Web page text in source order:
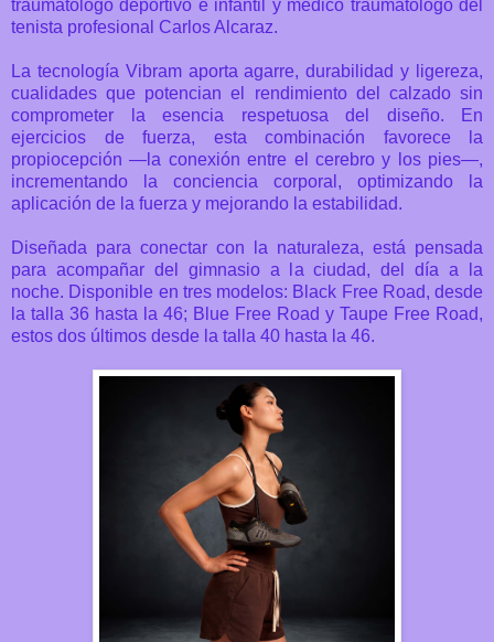
traumatólogo deportivo e infantil y médico traumatólogo del
tenista profesional Carlos Alcaraz.
La tecnología Vibram aporta agarre, durabilidad y ligereza,
cualidades que potencian el rendimiento del calzado sin
comprometer la esencia respetuosa del diseño. En
ejercicios de fuerza, esta combinación favorece la
propiocepción —la conexión entre el cerebro y los pies—,
incrementando la conciencia corporal, optimizando la
aplicación de la fuerza y mejorando la estabilidad.
Diseñada para conectar con la naturaleza, está pensada
para acompañar del gimnasio a la ciudad, del día a la
noche. Disponible en tres modelos: Black Free Road, desde
la talla 36 hasta la 46; Blue Free Road y Taupe Free Road,
estos dos últimos desde la talla 40 hasta la 46.